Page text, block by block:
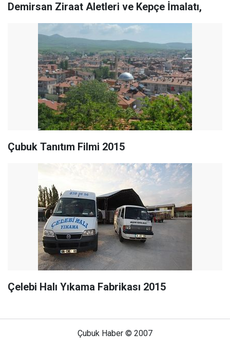
Demirsan Ziraat Aletleri ve Kepçe İmalatı,
Çubuk Tanıtım Filmi 2015
Çelebi Halı Yıkama Fabrikası 2015
Çubuk Haber © 2007